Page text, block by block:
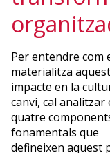
Per entendre com
materialitza aquest
impacte en la
canvi, cal analitzar
quatre
fonamentals que
defineixen aquest